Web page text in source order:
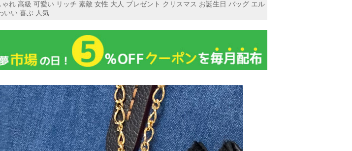
れ 高級 可愛い リッチ 素敵 女性 大人 プレゼント クリスマス お誕生日 バッグ エル
いい 喜ぶ 人気